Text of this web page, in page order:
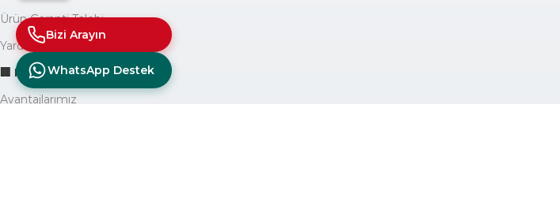
Ürün Garanti Talebi
Yardım Yazıları Blogu
🏢 KURUMSAL
Avantajlarımız
Bizi Arayın
WhatsApp Destek